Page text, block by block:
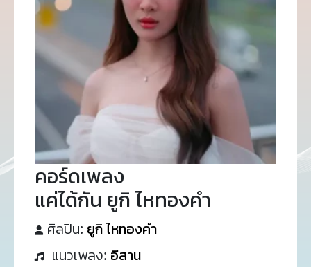
คอร์ดเพลง
แค่ได้กัน ยูกิ ไหทองคำ
ศิลปิน: ยูกิ ไหทองคำ
แนวเพลง: อีสาน